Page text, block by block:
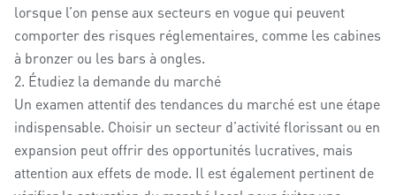
lorsque l’on pense aux secteurs en vogue qui peuvent
comporter des risques réglementaires, comme les cabines
à bronzer ou les bars à ongles.
2. Étudiez la demande du marché
Un examen attentif des tendances du marché est une étape
indispensable. Choisir un secteur d’activité florissant ou en
expansion peut offrir des opportunités lucratives, mais
attention aux effets de mode. Il est également pertinent de